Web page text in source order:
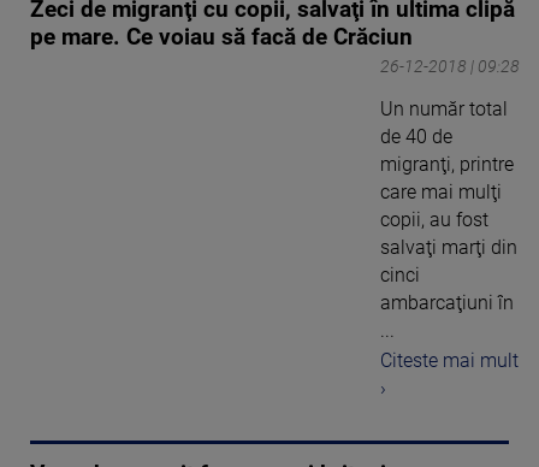
Zeci de migranţi cu copii, salvaţi în ultima clipă
pe mare. Ce voiau să facă de Crăciun
26-12-2018 | 09:28
Un număr total
de 40 de
migranţi, printre
care mai mulţi
copii, au fost
salvaţi marţi din
cinci
ambarcaţiuni în
...
Citeste mai mult
›